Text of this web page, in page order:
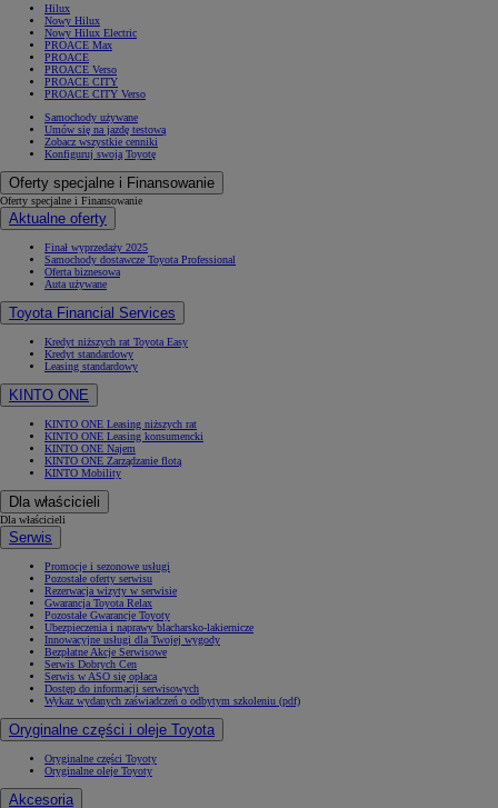
Hilux
Nowy Hilux
Nowy Hilux Electric
PROACE Max
PROACE
PROACE Verso
PROACE CITY
PROACE CITY Verso
Samochody używane
Umów się na jazdę testową
Zobacz wszystkie cenniki
Konfiguruj swoją Toyotę
Oferty specjalne i Finansowanie
Oferty specjalne i Finansowanie
Aktualne oferty
Finał wyprzedaży 2025
Samochody dostawcze Toyota Professional
Oferta biznesowa
Auta używane
Toyota Financial Services
Kredyt niższych rat Toyota Easy
Kredyt standardowy
Leasing standardowy
KINTO ONE
KINTO ONE Leasing niższych rat
KINTO ONE Leasing konsumencki
KINTO ONE Najem
KINTO ONE Zarządzanie flotą
KINTO Mobility
Dla właścicieli
Dla właścicieli
Serwis
Promocje i sezonowe usługi
Pozostałe oferty serwisu
Rezerwacja wizyty w serwisie
Gwarancja Toyota Relax
Pozostałe Gwarancje Toyoty
Ubezpieczenia i naprawy blacharsko-lakiernicze
Innowacyjne usługi dla Twojej wygody
Bezpłatne Akcje Serwisowe
Serwis Dobrych Cen
Serwis w ASO się opłaca
Dostęp do informacji serwisowych
Wykaz wydanych zaświadczeń o odbytym szkoleniu (pdf)
Oryginalne części i oleje Toyota
Oryginalne części Toyoty
Oryginalne oleje Toyoty
Akcesoria